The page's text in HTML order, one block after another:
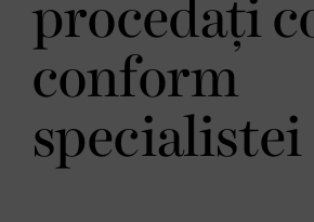
procedați
conform
specialistei